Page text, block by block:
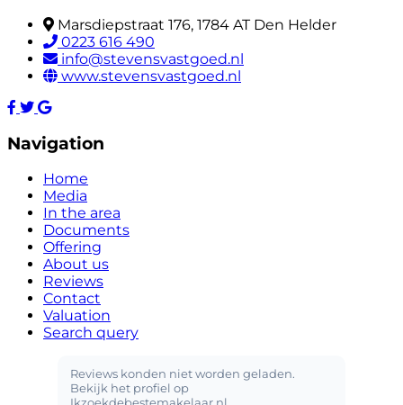
Marsdiepstraat 176, 1784 AT Den Helder
0223 616 490
info@stevensvastgoed.nl
www.stevensvastgoed.nl
Navigation
Home
Media
In the area
Documents
Offering
About us
Reviews
Contact
Valuation
Search query